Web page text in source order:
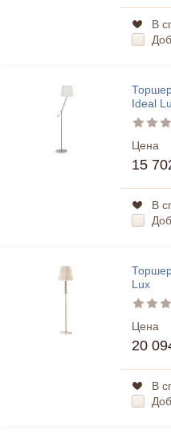
В
Ideal
Цена
15
В
Lux
Цена
20
В